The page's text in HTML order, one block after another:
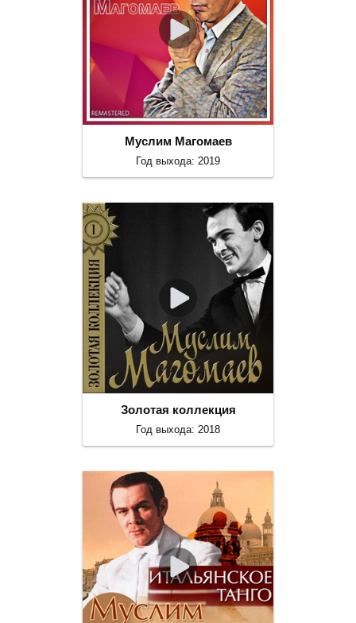
Муслим Магомаев
Год выхода: 2019
Золотая коллекция
Год выхода: 2018